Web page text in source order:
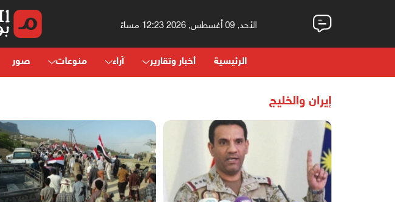
الأحد, 09 أغسطس, 2026 12:23 مساءً
الرئيسية أخبار وتقارير آراء منوعات صور
إيران والخليج